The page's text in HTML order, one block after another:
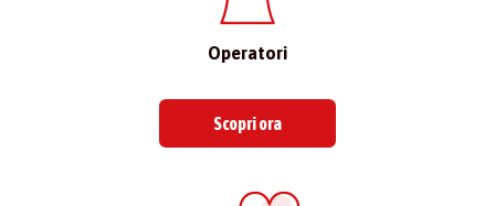
Operatori
Scopri ora